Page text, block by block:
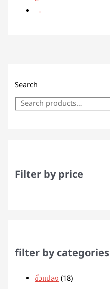
Search
Filter by price
filter by categories
ขั้วแปลง 18
→